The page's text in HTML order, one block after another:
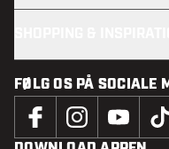
FØLG OS PÅ SOCIALE